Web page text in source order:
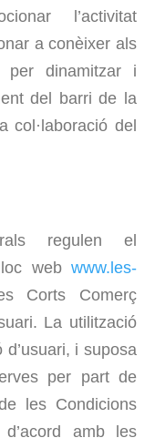
l’activitat
a conèixer als
per dinamitzar i
del barri de la
col·laboració del
regulen el
web www.les-
Corts Comerç
La utilització
i suposa
per part de
les Condicions
amb les